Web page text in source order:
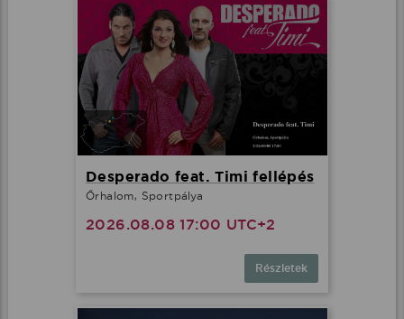
Desperado feat. Timi fellépés
Őrhalom, Sportpálya
2026.08.08 17:00 UTC+2
Részletek